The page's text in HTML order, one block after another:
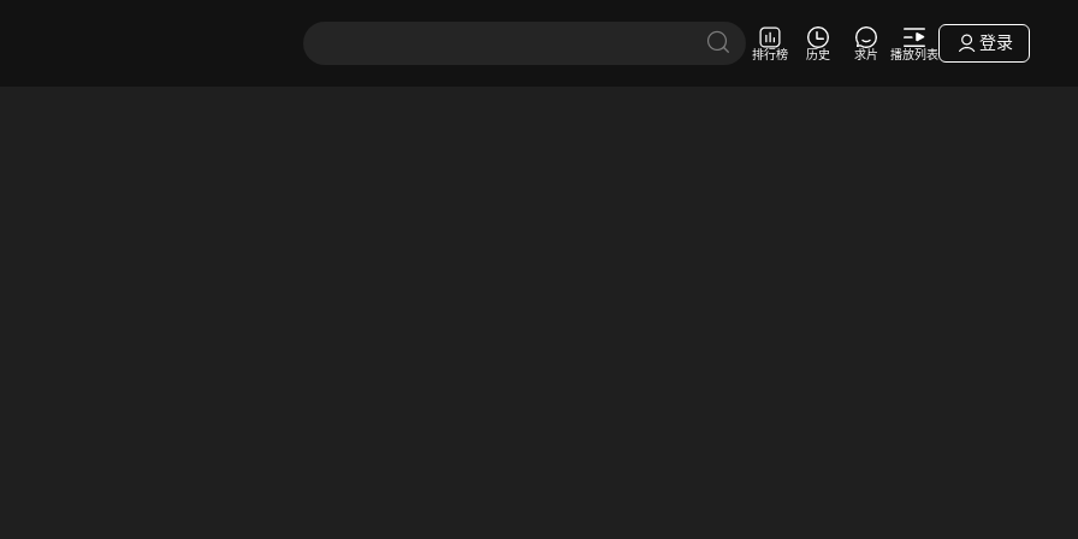
排行榜 历史 求片 播放列表
登录